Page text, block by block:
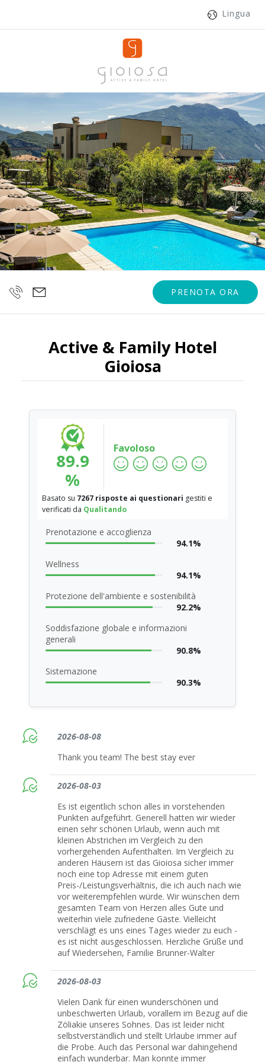
Lingua
PRENOTA ORA
Active & Family Hotel
Gioiosa
2026-08-08
Thank you team! The best stay ever
2026-08-03
Es ist eigentlich schon alles in vorstehenden
Punkten aufgeführt. Generell hatten wir wieder
einen sehr schönen Urlaub, wenn auch mit
kleinen Abstrichen im Vergleich zu den
vorhergehenden Aufenthalten. Im Vergleich zu
anderen Häusern ist das Gioiosa sicher immer
noch eine top Adresse mit einem guten
Preis-/Leistungsverhältnis, die ich auch nach wie
vor weiterempfehlen würde. Wir wünschen dem
gesamten Team von Herzen alles Gute und
weiterhin viele zufriedene Gäste. Vielleicht
verschlägt es uns eines Tages wieder zu euch -
es ist nicht ausgeschlossen. Herzliche Grüße und
auf Wiedersehen, Familie Brunner-Walter
2026-08-03
Vielen Dank für einen wunderschönen und
unbeschwerten Urlaub, vorallem im Bezug auf die
Zöliakie unseres Sohnes. Das ist leider nicht
selbstverständlich und stellt Urlaube immer auf
die Probe. Auch das Personal war dahingehend
einfach wunderbar. Man konnte immer
89.9
%
Favoloso
Basato su 7267 risposte ai questionari gestiti e
verificati da Qualitando
Prenotazione e accoglienza
94.1%
Wellness
94.1%
Protezione dell'ambiente e sostenibilità
92.2%
Soddisfazione globale e informazioni
generali
90.8%
Sistemazione
90.3%